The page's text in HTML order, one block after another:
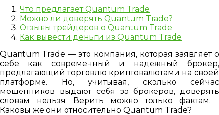
Что предлагает Quantum Trade
Можно ли доверять Quantum Trade?
Отзывы трейдеров о Quantum Trade
Как вывести деньги из Quantum Trade
Quantum Trade — это компания, которая заявляет о
себе как современный и надежный брокер,
предлагающий торговлю криптовалютами на своей
платформе. Но, учитывая, сколько сейчас
мошенников выдают себя за брокеров, доверять
словам нельзя. Верить можно только фактам.
Каковы же они относительно Quantum Trade?